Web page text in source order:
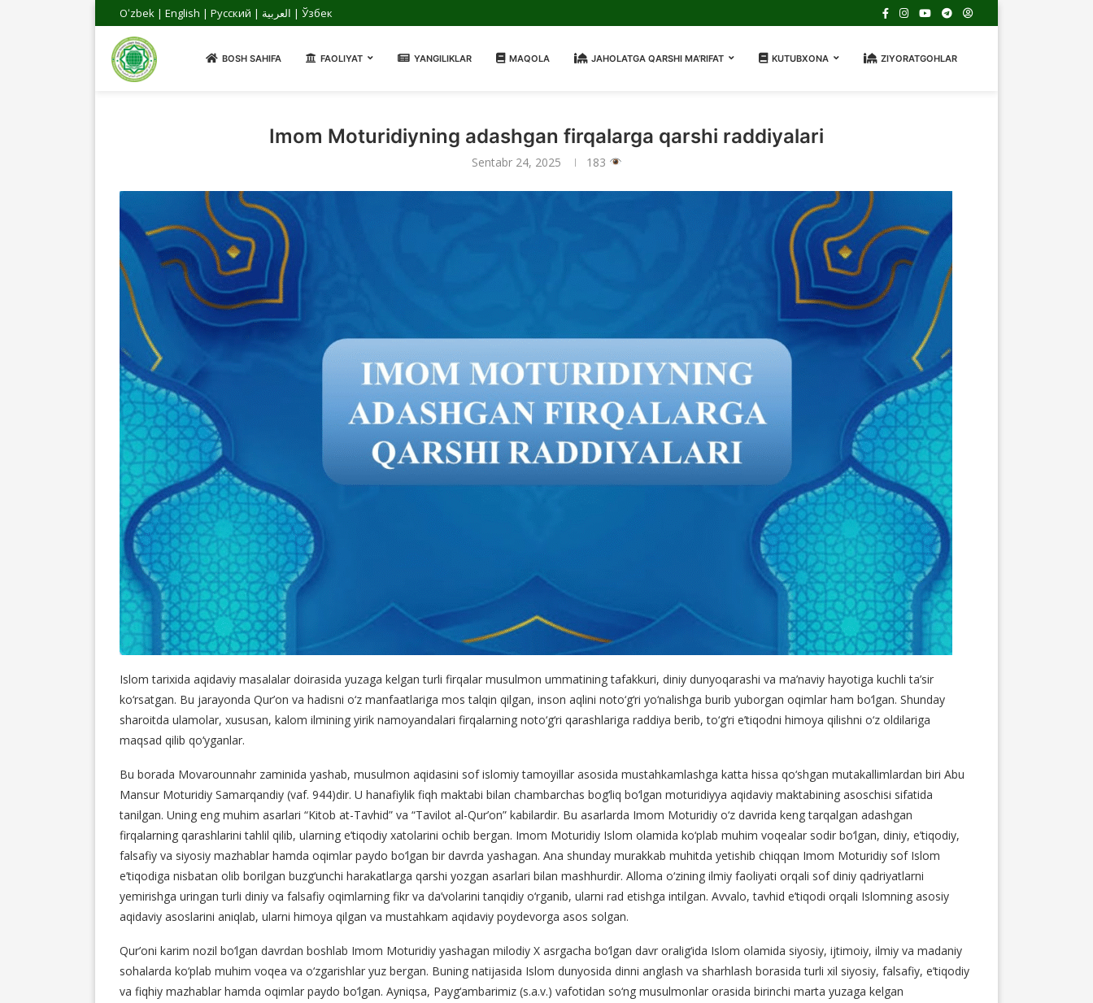
Oʻzbek | English | Русский | العربية | Ўзбек
BOSH SAHIFA FAOLIYAT YANGILIKLAR MAQOLA JAHOLATGA QARSHI MA’RIFAT KUTUBXONA ZIYORATGOHLAR
Imom Moturidiyning adashgan firqalarga qarshi raddiyalari
Sentabr 24, 2025 183
Islom tarixida aqidaviy masalalar doirasida yuzaga kelgan turli firqalar musulmon ummatining tafakkuri, diniy dunyoqarashi va ma’naviy hayotiga kuchli ta’sir
ko‘rsatgan. Bu jarayonda Qur’on va hadisni o‘z manfaatlariga mos talqin qilgan, inson aqlini noto‘g‘ri yo‘nalishga burib yuborgan oqimlar ham bo‘lgan. Shunday
sharoitda ulamolar, xususan, kalom ilmining yirik namoyandalari firqalarning noto‘g‘ri qarashlariga raddiya berib, to‘g‘ri e’tiqodni himoya qilishni o‘z oldilariga
maqsad qilib qo‘yganlar.
Bu borada Movarounnahr zaminida yashab, musulmon aqidasini sof islomiy tamoyillar asosida mustahkamlashga katta hissa qo‘shgan mutakallimlardan biri Abu
Mansur Moturidiy Samarqandiy (vaf. 944)dir. U hanafiylik fiqh maktabi bilan chambarchas bog‘liq bo‘lgan moturidiyya aqidaviy maktabining asoschisi sifatida
tanilgan. Uning eng muhim asarlari “Kitob at-Tavhid” va “Tavilot al-Qur’on” kabilardir. Bu asarlarda Imom Moturidiy o‘z davrida keng tarqalgan adashgan
firqalarning qarashlarini tahlil qilib, ularning e’tiqodiy xatolarini ochib bergan. Imom Moturidiy Islom olamida ko‘plab muhim voqealar sodir bo‘lgan, diniy, e’tiqodiy,
falsafiy va siyosiy mazhablar hamda oqimlar paydo bo‘lgan bir davrda yashagan. Ana shunday murakkab muhitda yetishib chiqqan Imom Moturidiy sof Islom
e’tiqodiga nisbatan olib borilgan buzg‘unchi harakatlarga qarshi yozgan asarlari bilan mashhurdir. Alloma o‘zining ilmiy faoliyati orqali sof diniy qadriyatlarni
yemirishga uringan turli diniy va falsafiy oqimlarning fikr va da’volarini tanqidiy o‘rganib, ularni rad etishga intilgan. Avvalo, tavhid e’tiqodi orqali Islomning asosiy
aqidaviy asoslarini aniqlab, ularni himoya qilgan va mustahkam aqidaviy poydevorga asos solgan.
Qur’oni karim nozil bo‘lgan davrdan boshlab Imom Moturidiy yashagan milodiy X asrgacha bo‘lgan davr oralig‘ida Islom olamida siyosiy, ijtimoiy, ilmiy va madaniy
sohalarda ko‘plab muhim voqea va o‘zgarishlar yuz bergan. Buning natijasida Islom dunyosida dinni anglash va sharhlash borasida turli xil siyosiy, falsafiy, e’tiqodiy
va fiqhiy mazhablar hamda oqimlar paydo bo‘lgan. Ayniqsa, Payg‘ambarimiz (s.a.v.) vafotidan so‘ng musulmonlar orasida birinchi marta yuzaga kelgan